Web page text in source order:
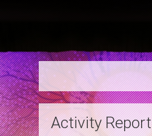
Activity Report